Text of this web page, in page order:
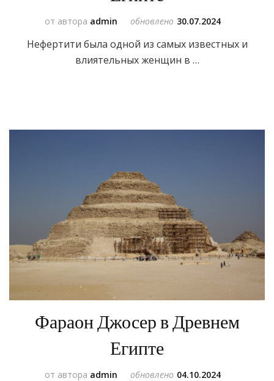
от автора admin обновлено 30.07.2024
Нефертити была одной из самых известных и
влиятельных женщин в …
Фараон Джосер в Древнем
Египте
от автора admin обновлено 04.10.2024